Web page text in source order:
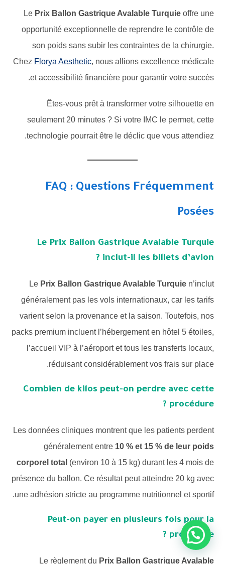
Le Prix Ballon Gastrique Avalable Turquieoffre une
opportunité exceptionnelle de reprendre le contrôle de
son poids sans subir les contraintes de la chirurgie.
Chez Florya Aesthetic, nous allions excellence médicale
et accessibilité financière pour garantir votre succès.
Êtes-vous prêt à transformer votre silhouette en
seulement 20 minutes ? Si votre IMC le permet, cette
technologie pourrait être le déclic que vous attendiez.
FAQ : Questions Fréquemment
Posées
Le Prix Ballon Gastrique Avalable Turquie
inclut-il les billets d’avion ?
Le Prix Ballon Gastrique Avalable Turquien’inclut
généralement pas les vols internationaux, car les tarifs
varient selon la provenance et la saison. Toutefois, nos
packs premium incluent l’hébergement en hôtel 5 étoiles,
l’accueil VIP à l’aéroport et tous les transferts locaux,
réduisant considérablement vos frais sur place.
Combien de kilos peut-on perdre avec cette
procédure ?
Les données cliniques montrent que les patients perdent
généralement entre 10 % et 15 % de leur poids
corporel total (environ 10 à 15 kg) durant les 4 mois de
présence du ballon. Ce résultat peut atteindre 20 kg avec
une adhésion stricte au programme nutritionnel et sportif.
Peut-on payer en plusieurs fois pour la
procédure ?
Le règlement du Prix Ballon Gastrique Avalable